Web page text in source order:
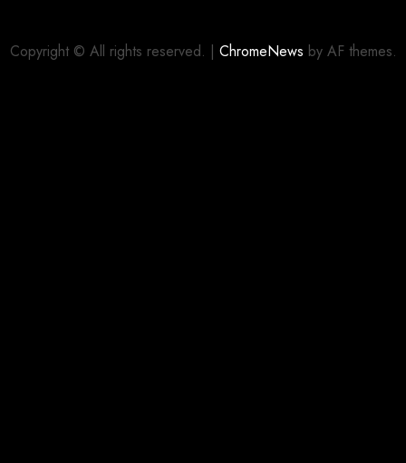
Copyright © All rights reserved. | ChromeNews by AF themes.